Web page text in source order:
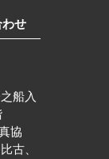
せ
船入
協
古、